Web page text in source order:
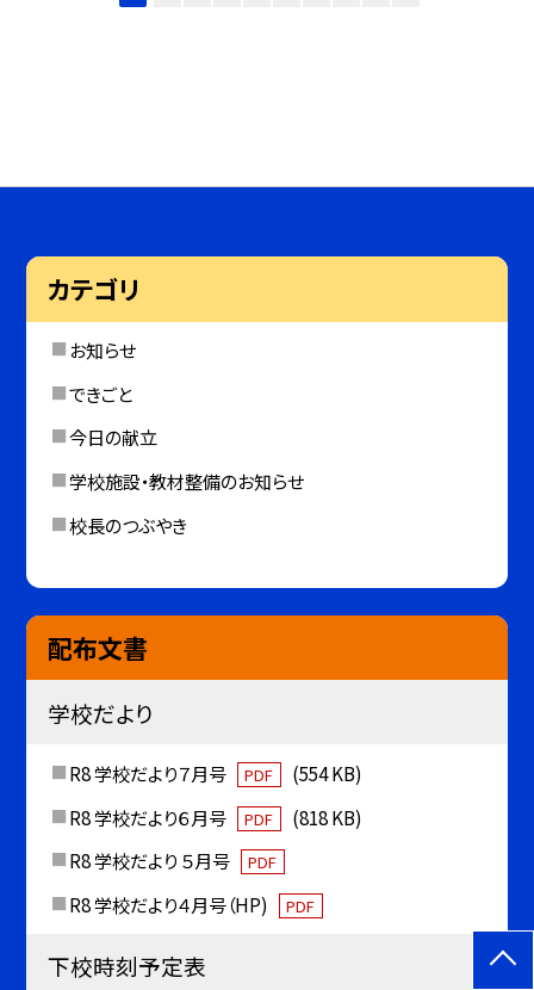
カテゴリ
お知らせ
できごと
今日の献立
学校施設・教材整備のお知らせ
校長のつぶやき
配布文書
学校だより
R8 学校だより７月号 PDF
(554 KB)
R8 学校だより６月号
PDF
(818 KB)
R8 学校だより ５月号
PDF
R8 学校だより４月号（HP) PDF
下校時刻予定表